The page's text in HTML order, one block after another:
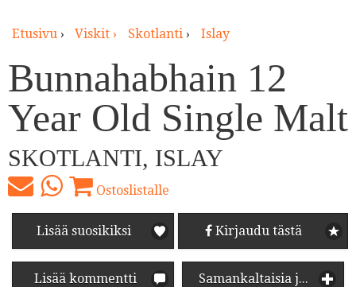
Etusivu› Viskit › Skotlanti› Islay
Bunnahabhain 12
Year Old Single Malt
SKOTLANTI, ISLAY
Ostoslistalle
Lisää suosikiksi Kirjaudu tästä
Lisää kommentti Samankaltaisia juomia